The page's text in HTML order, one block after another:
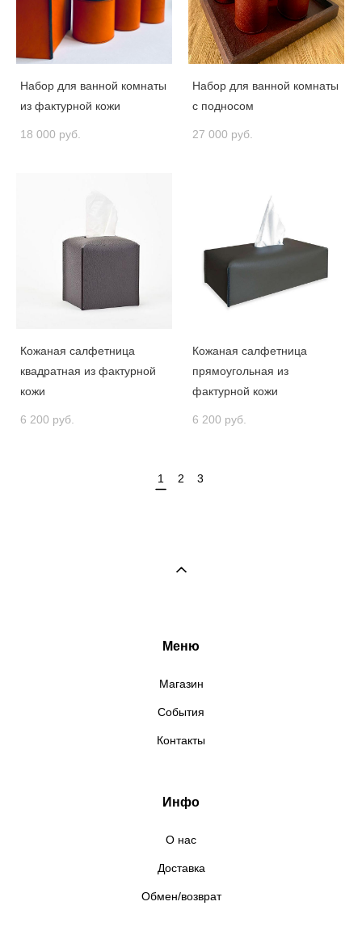
Набор для ванной комнаты
из фактурной кожи
18 000 pуб.
Набор для ванной комнаты
с подносом
27 000 pуб.
Кожаная салфетница
квадратная из фактурной
кожи
6 200 pуб.
Кожаная салфетница
прямоугольная из
фактурной кожи
6 200 pуб.
1 2 3
Меню
Магазин
События
Контакты
Инфо
О нас
Доставка
Обмен/возврат